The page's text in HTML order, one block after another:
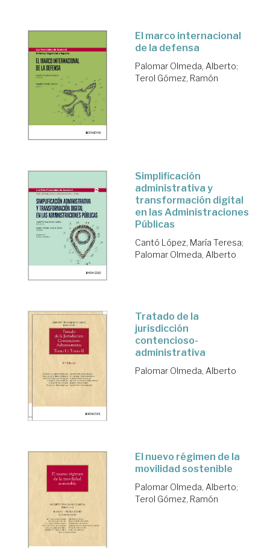
El marco internacional
de la defensa
Palomar Olmeda, Alberto;
Terol Gómez, Ramón
Simplificación
administrativa y
transformación digital
en las Administraciones
Públicas
Cantó López, María Teresa;
Palomar Olmeda, Alberto
Tratado de la
jurisdicción
contencioso-
administrativa
Palomar Olmeda, Alberto
El nuevo régimen de la
movilidad sostenible
Palomar Olmeda, Alberto;
Terol Gómez, Ramón